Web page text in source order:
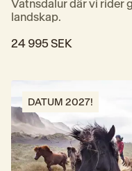
Vatnsdalur där vi rider
landskap.
24 995 SEK
DATUM 2027!